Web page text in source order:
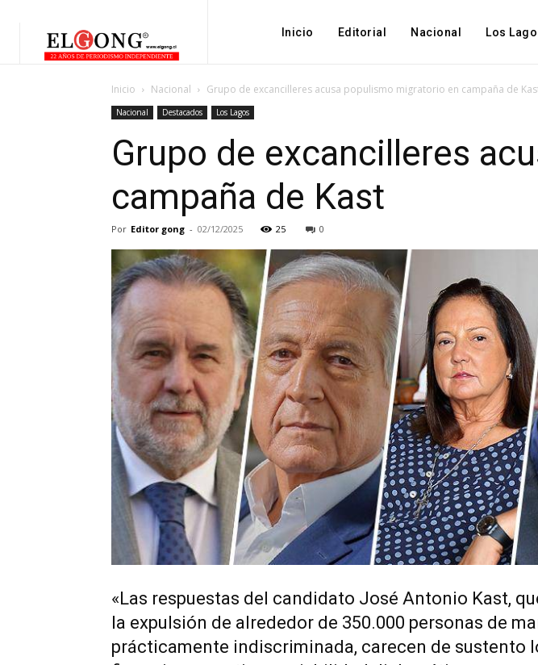
Inicio Editorial Nacional Los
Inicio Nacional Grupo de excancilleres acusa populismo migratorio en campaña de
Nacional Destacados Los Lagos
Grupo de excancilleres
campaña de Kast
Por Editor gong - 02/12/2025 25 0
«Las respuestas del candidato José Antonio Kast,
la expulsión de alrededor de 350.000 personas de
prácticamente indiscriminada, carecen de sustento